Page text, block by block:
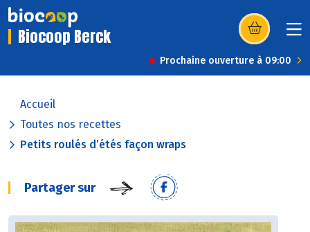
Biocoop Berck (s’ouvre dans
Prochaine ouverture à 09:00
Accueil
Toutes nos recettes
Petits roulés d’étés façon wraps
Partager sur